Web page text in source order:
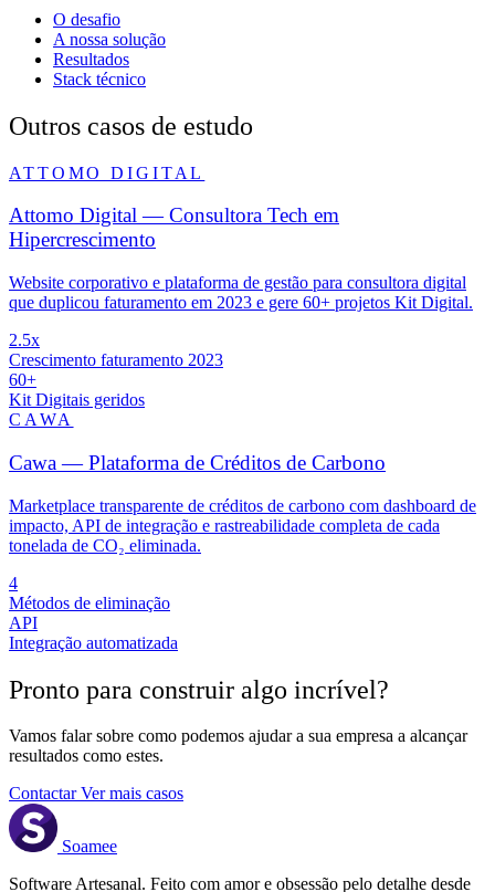
O desafio
A nossa solução
Resultados
Stack técnico
Outros casos de estudo
ATTOMO DIGITAL
Attomo Digital — Consultora Tech em
Hipercrescimento
Website corporativo e plataforma de gestão para consultora digital
que duplicou faturamento em 2023 e gere 60+ projetos Kit Digital.
2.5x
Crescimento faturamento 2023
60+
Kit Digitais geridos
CAWA
Cawa — Plataforma de Créditos de Carbono
Marketplace transparente de créditos de carbono com dashboard de
impacto, API de integração e rastreabilidade completa de cada
tonelada de CO₂ eliminada.
4
Métodos de eliminação
API
Integração automatizada
Pronto para construir algo incrível?
Vamos falar sobre como podemos ajudar a sua empresa a alcançar
resultados como estes.
ContactarVer mais casos
Soamee
Software Artesanal. Feito com amor e obsessão pelo detalhe desde